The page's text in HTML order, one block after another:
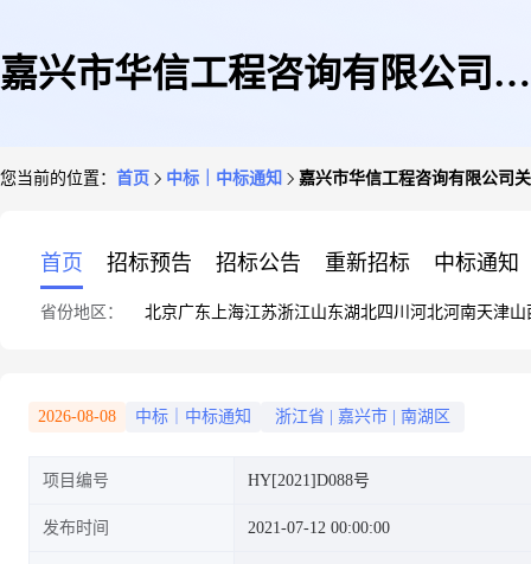
嘉兴市华信工程咨询有限公司关
公告
您当前的位置： 首页 中标｜中标通知 嘉兴市华信工程咨询有限公司
首页 招标预告 招标公告 重新招标 中标通知
省份地区： 北京广东 上海江苏浙江山东湖北四川 河北河南天津山
2026-08-08 中标｜中标通知 浙江省 嘉兴市 南湖区
项目编号 HY[2021]D088号
发布时间 2021-07-12 00:00:00